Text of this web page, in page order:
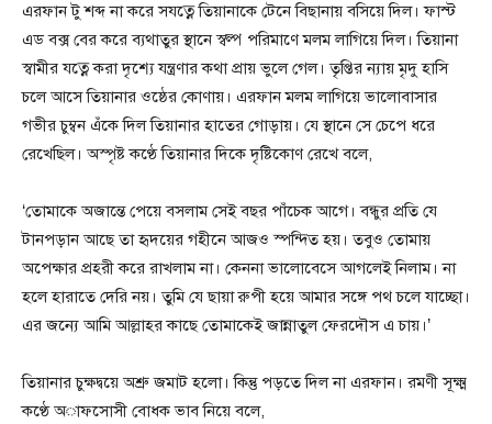
এরফান টু শব্দ না করে সযত্নে তিয়ানাকে টেনে বিছানায় বসিয়ে দিল। ফাস্ট
এড বক্স বের করে ব্যথাতুর স্থানে স্বল্প পরিমাণে মলম লাগিয়ে দিল। তিয়ানা
স্বামীর যত্নে করা দৃশ্যে যন্ত্রণার কথা প্রায় ভুলে গেল। তৃপ্তির ন্যায় মৃদু হাসি
চলে আসে তিয়ানার ওষ্ঠের কোণায়। এরফান মলম লাগিয়ে ভালোবাসার
গভীর চুম্বন এঁকে দিল তিয়ানার হাতের গোড়ায়। যে স্থানে সে চেপে ধরে
রেখেছিল। অস্পৃষ্ট কণ্ঠে তিয়ানার দিকে দৃষ্টিকোণ রেখে বলে,
‘তোমাকে অজান্তে পেয়ে বসলাম সেই বছর পাঁচেক আগে। বন্ধুর প্রতি যে
টানপড়ান আছে তা হৃদয়ের গহীনে আজও স্পন্দিত হয়। তবুও তোমায়
অপেক্ষার প্রহরী করে রাখলাম না। কেননা ভালোবেসে আগলেই নিলাম। না
হলে হারাতে দেরি নয়। তুমি যে ছায়া রুপী হয়ে আমার সঙ্গে পথ চলে যাচ্ছো।
এর জন্যে আমি আল্লাহর কাছে তোমাকেই জান্নাতুল ফেরদৌস এ চায়।’
তিয়ানার চুক্ষদ্বয়ে অশ্রু জমাট হলো। কিন্তু পড়তে দিল না এরফান। রমণী সূক্ষ্ম
কণ্ঠে অাফসোসী বোধক ভাব নিয়ে বলে,